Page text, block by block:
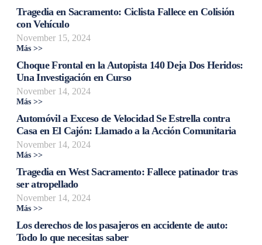
Tragedia en Sacramento: Ciclista Fallece en Colisión
con Vehículo
November 15, 2024
Más >>
Choque Frontal en la Autopista 140 Deja Dos Heridos:
Una Investigación en Curso
November 14, 2024
Más >>
Automóvil a Exceso de Velocidad Se Estrella contra
Casa en El Cajón: Llamado a la Acción Comunitaria
November 14, 2024
Más >>
Tragedia en West Sacramento: Fallece patinador tras
ser atropellado
November 14, 2024
Más >>
Los derechos de los pasajeros en accidente de auto:
Todo lo que necesitas saber